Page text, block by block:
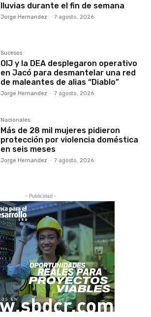
lluvias durante el fin de semana
Jorge Hernandez - 7 agosto, 2026
Sucesos
OIJ y la DEA desplegaron operativo
en Jacó para desmantelar una red
de maleantes de alias “Diablo”
Jorge Hernandez - 7 agosto, 2026
Nacionales
Más de 28 mil mujeres pidieron
protección por violencia doméstica
en seis meses
Jorge Hernandez - 7 agosto, 2026
- Publicidad -